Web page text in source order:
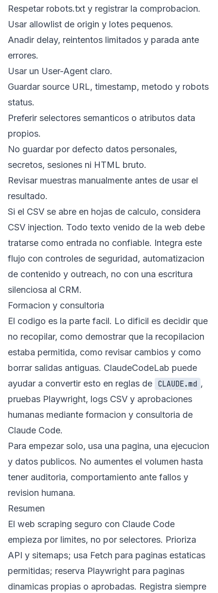
Respetar robots.txt y registrar la comprobacion.
Usar allowlist de origin y lotes pequenos.
Anadir delay, reintentos limitados y parada ante
errores.
Usar un User-Agent claro.
Guardar source URL, timestamp, metodo y robots
status.
Preferir selectores semanticos o atributos data
propios.
No guardar por defecto datos personales,
secretos, sesiones ni HTML bruto.
Revisar muestras manualmente antes de usar el
resultado.
Si el CSV se abre en hojas de calculo, considera
CSV injection. Todo texto venido de la web debe
tratarse como entrada no confiable. Integra este
flujo con controles de seguridad, automatizacion
de contenido y outreach, no con una escritura
silenciosa al CRM.
Formacion y consultoria
El codigo es la parte facil. Lo dificil es decidir que
no recopilar, como demostrar que la recopilacion
estaba permitida, como revisar cambios y como
borrar salidas antiguas. ClaudeCodeLab puede
ayudar a convertir esto en reglas de CLAUDE.md ,
pruebas Playwright, logs CSV y aprobaciones
humanas mediante formacion y consultoria de
Claude Code.
Para empezar solo, usa una pagina, una ejecucion
y datos publicos. No aumentes el volumen hasta
tener auditoria, comportamiento ante fallos y
revision humana.
Resumen
El web scraping seguro con Claude Code
empieza por limites, no por selectores. Prioriza
API y sitemaps; usa Fetch para paginas estaticas
permitidas; reserva Playwright para paginas
dinamicas propias o aprobadas. Registra siempre